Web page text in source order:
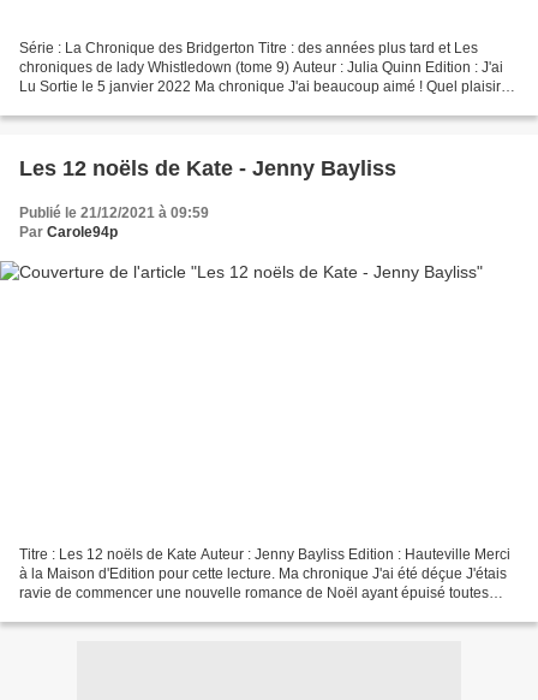
Série : La Chronique des Bridgerton Titre : des années plus tard et Les
chroniques de lady Whistledown (tome 9) Auteur : Julia Quinn Edition : J'ai
Lu Sortie le 5 janvier 2022 Ma chronique J'ai beaucoup aimé ! Quel plaisir
Les 12 noëls de Kate - Jenny Bayliss
Publié le 21/12/2021 à 09:59
Par Carole94p
Titre : Les 12 noëls de Kate Auteur : Jenny Bayliss Edition : Hauteville Merci
à la Maison d'Edition pour cette lecture. Ma chronique J'ai été déçue J'étais
ravie de commencer une nouvelle romance de Noël ayant épuisé toutes